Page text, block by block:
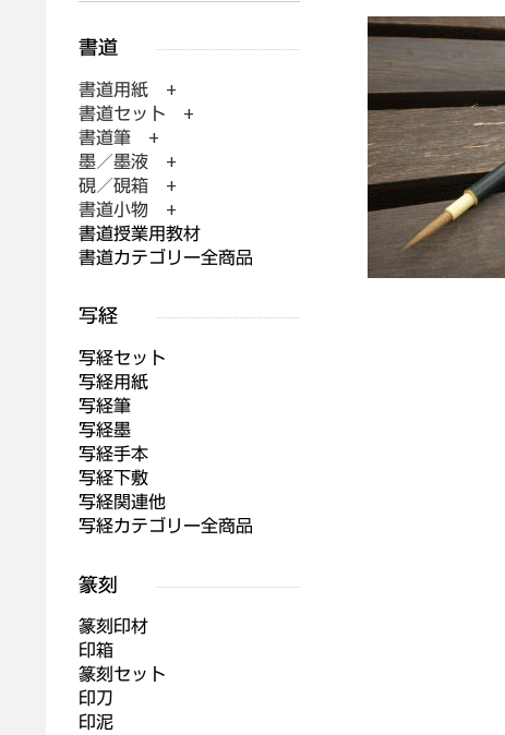
書道用紙 +
書道セット +
書道筆 +
墨／墨液 +
硯／硯箱 +
書道小物 +
書道授業用教材
書道カテゴリー全商品
写経セット
写経用紙
写経筆
写経墨
写経手本
写経下敷
写経関連他
写経カテゴリー全商品
篆刻印材
印箱
篆刻セット
印刀
印泥